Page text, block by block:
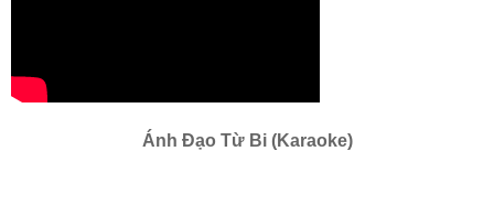
Ánh Đạo Từ Bi (Karaoke)